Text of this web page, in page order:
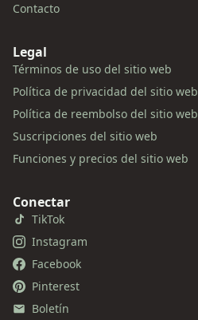
Contacto
Legal
Términos de uso del sitio web
Política de privacidad del sitio web
Política de reembolso del sitio web
Suscripciones del sitio web
Funciones y precios del sitio web
Conectar
TikTok
Instagram
Facebook
Pinterest
Boletín